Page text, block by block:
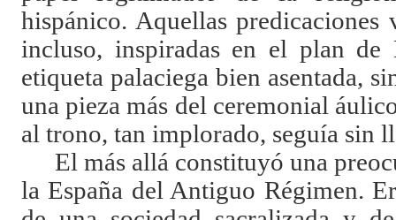
hispánico. Aquellas predicaciones
incluso, inspiradas en el plan
etiqueta palaciega bien asentada,
una pieza más del ceremonial
al trono, tan implorado, seguía sin
El más allá constituyó una
la España del Antiguo Régimen.